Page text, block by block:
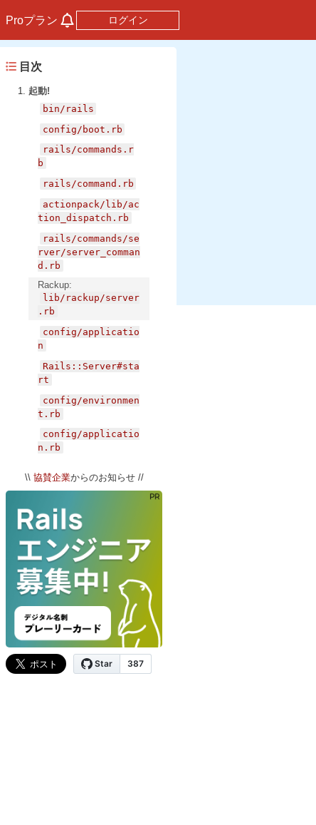
Proプラン ログイン
目次
起動!
bin/rails
config/boot.rb
rails/commands.r
b
rails/command.rb
actionpack/lib/ac
tion_dispatch.rb
rails/commands/se
rver/server_comman
d.rb
Rackup:
lib/rackup/server
.rb
config/applicatio
n
Rails::Server#sta
rt
config/environmen
t.rb
config/applicatio
n.rb
railties/lib/rail
config/environmen
t.rb
に戻る
railties/lib/rail
s/application.rb
Rack: lib/rack/server.rb
関連リンク
\\ 協賛企業からのお知らせ //